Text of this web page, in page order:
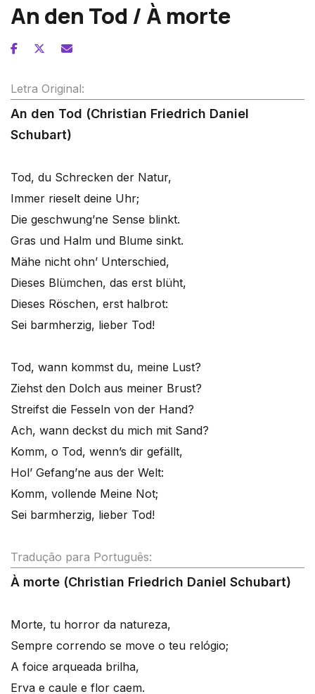
An den Tod / À morte
Letra Original:
An den Tod (Christian Friedrich Daniel
Schubart)
Tod, du Schrecken der Natur,
Immer rieselt deine Uhr;
Die geschwung’ne Sense blinkt.
Gras und Halm und Blume sinkt.
Mähe nicht ohn’ Unterschied,
Dieses Blümchen, das erst blüht,
Dieses Röschen, erst halbrot:
Sei barmherzig, lieber Tod!
Tod, wann kommst du, meine Lust?
Ziehst den Dolch aus meiner Brust?
Streifst die Fesseln von der Hand?
Ach, wann deckst du mich mit Sand?
Komm, o Tod, wenn’s dir gefällt,
Hol’ Gefang’ne aus der Welt:
Komm, vollende Meine Not;
Sei barmherzig, lieber Tod!
Tradução para Português:
À morte (Christian Friedrich Daniel Schubart)
Morte, tu horror da natureza,
Sempre correndo se move o teu relógio;
A foice arqueada brilha,
Erva e caule e flor caem.